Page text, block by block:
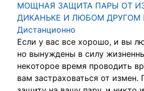
МОЩНАЯ ЗАЩИТА ПАРЫ ОТ
ДИКАНЬКЕ И ЛЮБОМ ДРУГОМ
Дистанционно
Если у вас все хорошо, и вы
но вынуждены в силу
некоторое время проводить
вам застраховаться от